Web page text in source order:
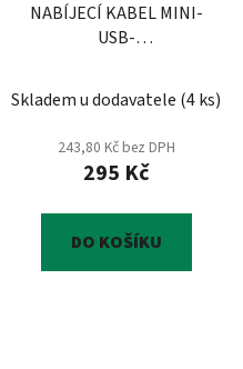
NABÍJECÍ KABEL MINI-
USB-
Skladem u dodavatele (4 ks)
243,80 Kč bez DPH
295 Kč
DO KOŠÍKU